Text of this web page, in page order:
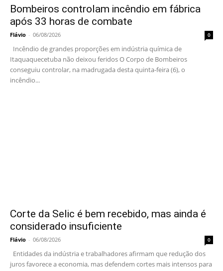
Bombeiros controlam incêndio em fábrica
após 33 horas de combate
Flávio - 06/08/2026 0
Incêndio de grandes proporções em indústria química de
Itaquaquecetuba não deixou feridos O Corpo de Bombeiros
conseguiu controlar, na madrugada desta quinta-feira (6), o
incêndio...
Corte da Selic é bem recebido, mas ainda é
considerado insuficiente
Flávio - 06/08/2026 0
Entidades da indústria e trabalhadores afirmam que redução dos
juros favorece a economia, mas defendem cortes mais intensos para